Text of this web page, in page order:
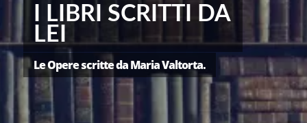
I LIBRI SCRITTI DA
LEI
Le Opere scritte da Maria Valtorta.